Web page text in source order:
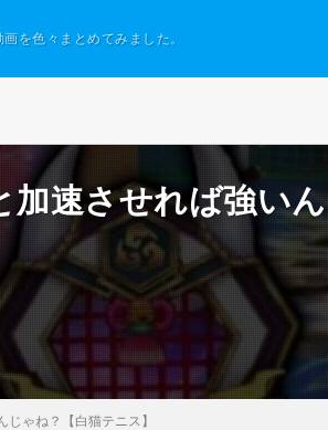
を色々まとめてみました。
加速させれば強いん
ゃね？【白猫テニス】